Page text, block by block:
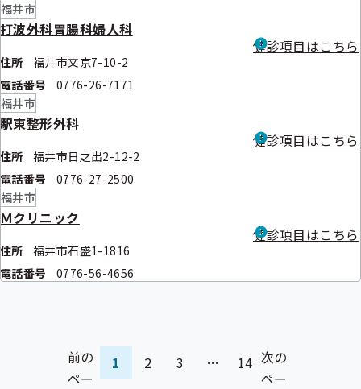
福井市
打波外科胃腸科婦人科
住所
福井市文京7-10-2
電話番号
0776-26-7171
健診項目はこちら
福井市
駅東整形外科
住所
福井市日之出2-12-2
電話番号
0776-27-2500
健診項目はこちら
福井市
Ｍクリニック
住所
福井市石盛1-1816
電話番号
0776-56-4656
健診項目はこちら
前の
ペー
1 2 3 … 14 次の
ペー